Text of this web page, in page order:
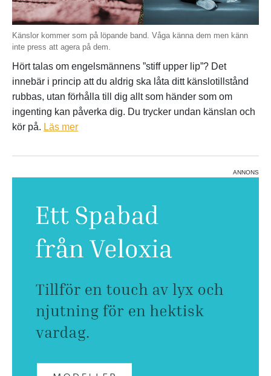
Känslor kommer som på löpande band. Våga känna dem men känn
inte press att agera på dem.
Hört talas om engelsmännens ”stiff upper lip”? Det
innebär i princip att du aldrig ska låta ditt känslotillstånd
rubbas, utan förhålla till dig allt som händer som om
ingenting kan påverka dig. Du trycker undan känslan och
kör på. Läs mer
ANNONS